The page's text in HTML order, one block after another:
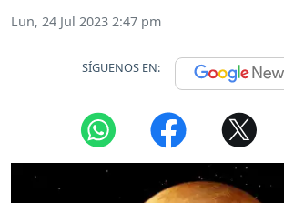
Lun, 24 Jul 2023 2:47 pm
SÍGUENOS EN: